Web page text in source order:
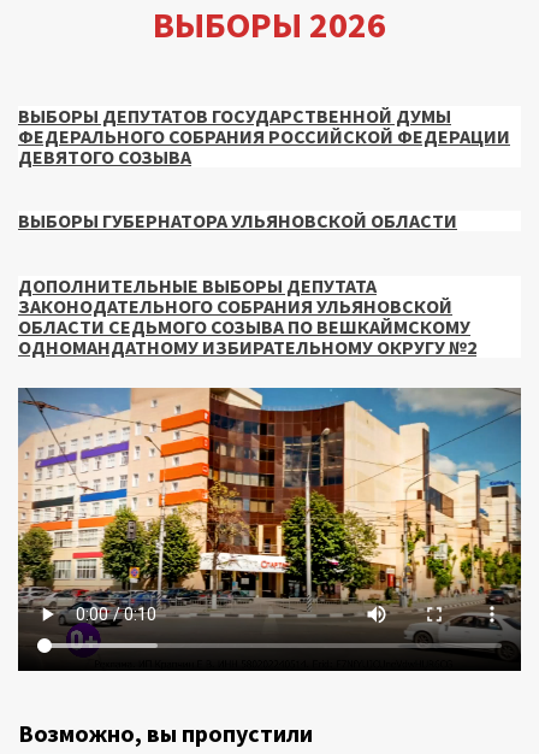
ВЫБОРЫ 2026
ВЫБОРЫ ДЕПУТАТОВ ГОСУДАРСТВЕННОЙ ДУМЫ
ФЕДЕРАЛЬНОГО СОБРАНИЯ РОССИЙСКОЙ ФЕДЕРАЦИИ
ДЕВЯТОГО СОЗЫВА
ВЫБОРЫ ГУБЕРНАТОРА УЛЬЯНОВСКОЙ ОБЛАСТИ
ДОПОЛНИТЕЛЬНЫЕ ВЫБОРЫ ДЕПУТАТА
ЗАКОНОДАТЕЛЬНОГО СОБРАНИЯ УЛЬЯНОВСКОЙ
ОБЛАСТИ СЕДЬМОГО СОЗЫВА ПО ВЕШКАЙМСКОМУ
ОДНОМАНДАТНОМУ ИЗБИРАТЕЛЬНОМУ ОКРУГУ №2
Возможно, вы пропустили